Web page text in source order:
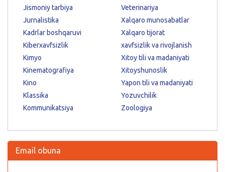
Jismoniy tarbiya
Jurnalistika
Kadrlar boshqaruvi
Kiberxavfsizlik
Kimyo
Kinematografiya
Kino
Klassika
Kommunikatsiya
Veterinariya
Xalqaro munosabatlar
Xalqaro tijorat
xavfsizlik va rivojlanish
Xitoy tili va madaniyati
Xitoyshunoslik
Yapon tili va madaniyati
Yozuvchilik
Zoologiya
Email obuna